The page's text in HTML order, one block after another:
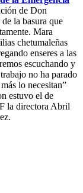
de Don
la basura que
Mara
chetumaleñas
enseres a las
escuchando y
no ha parado
lo necesitan”
estuvo el de
la directora Abril